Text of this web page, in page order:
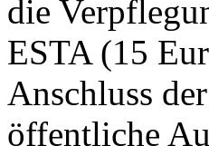
die
ESTA (15
Anschluss
öffentliche